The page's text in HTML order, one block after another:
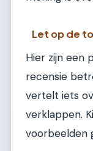
Let op de
Hier zijn een
recensie
vertelt iets
verklappen.
voorbeelden